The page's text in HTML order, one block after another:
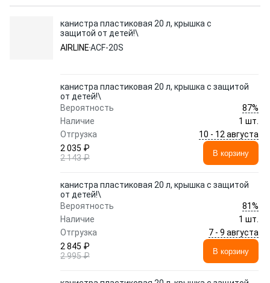
канистра пластиковая 20 л, крышка с
защитой от детей!\
AIRLINEACF-20S
канистра пластиковая 20 л, крышка с защитой
от детей!\
Вероятность
87%
Наличие
1 шт.
Отгрузка
10 - 12 августа
2 035 ₽
2 143 ₽
В корзину
канистра пластиковая 20 л, крышка с защитой
от детей!\
Вероятность
81%
Наличие
1 шт.
Отгрузка
7 - 9 августа
2 845 ₽
2 995 ₽
В корзину